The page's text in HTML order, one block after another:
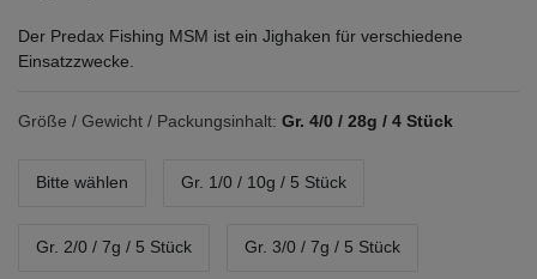
Der Predax Fishing MSM ist ein Jighaken für verschiedene
Einsatzzwecke.
Größe / Gewicht / Packungsinhalt: Gr. 4/0 / 28g / 4 Stück
Bitte wählen Gr. 1/0 / 10g / 5 Stück
Gr. 2/0 / 7g / 5 Stück Gr. 3/0 / 7g / 5 Stück